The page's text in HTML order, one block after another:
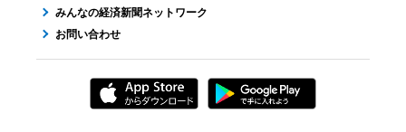
みんなの経済新聞ネットワーク
お問い合わせ